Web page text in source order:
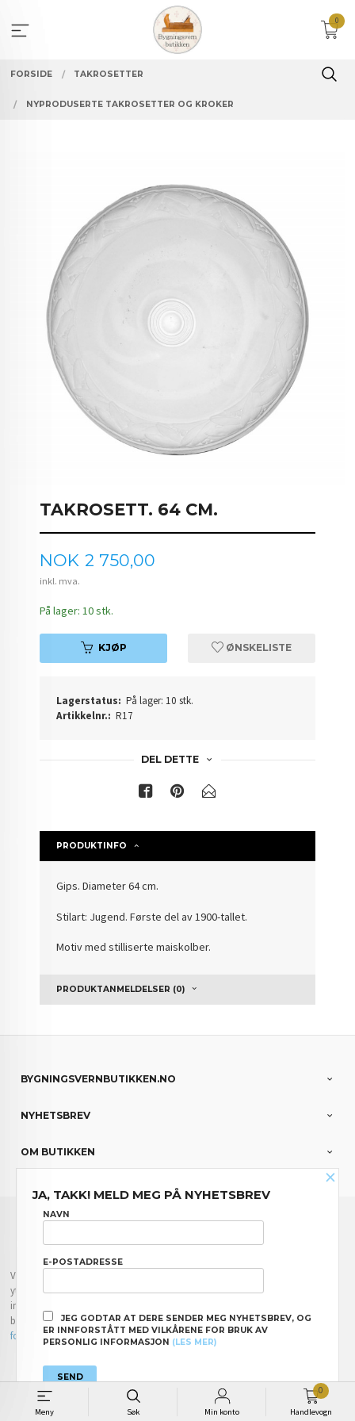
innholdet
Meny Søk Min konto Handlevogn
0
0
FORSIDE TAKROSETTER
NYPRODUSERTE TAKROSETTER OG KROKER
TAKROSETT. 64 CM.
Pris
NOK 2 750,00
inkl. mva.
På lager: 10 stk.
KJØP ØNSKELISTE
Lagerstatus: På lager: 10 stk.
Artikkelnr.: R17
DEL DETTE
PRODUKTINFO
Gips. Diameter 64 cm.
Stilart: Jugend. Første del av 1900-tallet.
Motiv med stilliserte maiskolber.
PRODUKTANMELDELSER (0)
BYGNINGSVERNBUTIKKEN.NO
NYHETSBREV
OM BUTIKKEN
FRAKT
Vår nettbutikk bruker cookies slik at du får en bedre kjøpsopplevelse og vi kan
yte deg bedre service. Vi bruker cookies hovedsaklig til å lagre
innloggingsdetaljer og huske hva du har puttet i handlekurven din. Fortsett å
bruke siden som normalt om du godtar dette.Les merellerendre innstillinger
for cookies.
×
JA, TAKK! MELD MEG PÅ NYHETSBREV
NAVN
E-POSTADRESSE
JEG GODTAR AT DERE SENDER MEG NYHETSBREV, OG
ER INNFORSTÅTT MED VILKÅRENE FOR BRUK AV
PERSONLIG INFORMASJON (LES MER)